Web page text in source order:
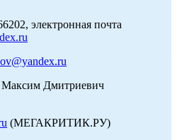
электронная почта
Дмитриевич
(МЕГАКРИТИК.РУ)